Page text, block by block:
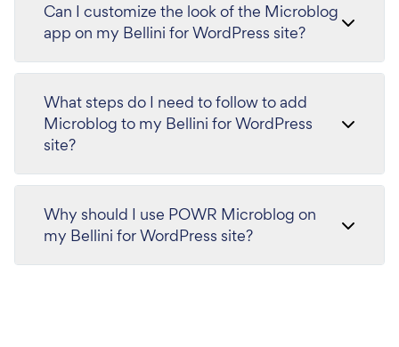
Can I customize the look of the Microblog
app on my Bellini for WordPress site?
What steps do I need to follow to add
Microblog to my Bellini for WordPress
site?
Why should I use POWR Microblog on
my Bellini for WordPress site?